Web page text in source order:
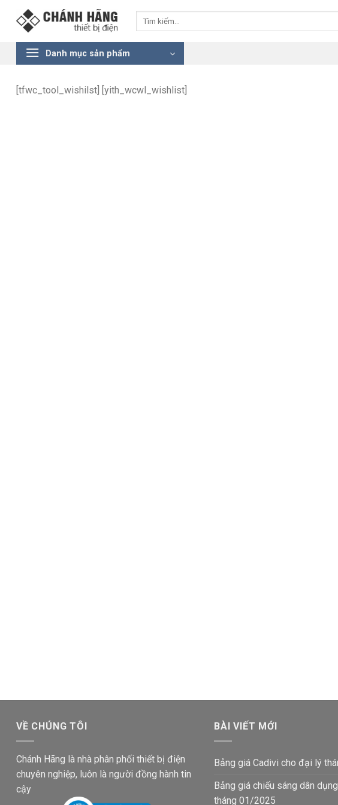
Danh mục sản phẩm
[tfwc_tool_wishilst] [yith_wcwl_wishlist]
VỀ CHÚNG TÔI
Chánh Hãng là nhà phân phối thiết bị điện
chuyên nghiệp, luôn là người đồng hành tin
cậy
BÀI VIẾT MỚI
Bảng giá Cadivi cho đại lý
Bảng giá chiếu sáng dân
tháng 01/2025